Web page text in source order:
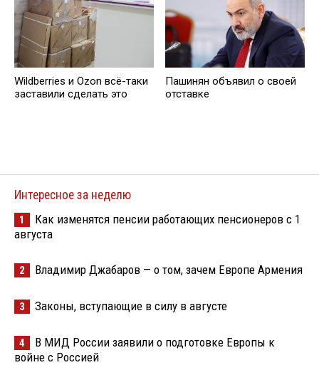
Wildberries и Ozon всё-таки
заставили сделать это
Пашинян объявил о своей
отставке
Интересное за неделю
1
Как изменятся пенсии работающих пенсионеров с 1
августа
2 Владимир Джабаров — о том, зачем Европе Армения
3 Законы, вступающие в силу в августе
4
В МИД России заявили о подготовке Европы к
войне с Россией